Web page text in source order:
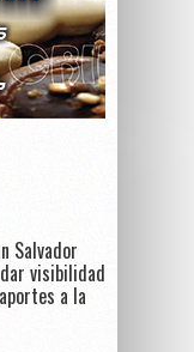
Salvador
visibilidad
a la